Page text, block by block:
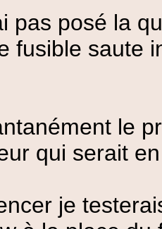
pas posé la
fusible saute
le
qui serait
je